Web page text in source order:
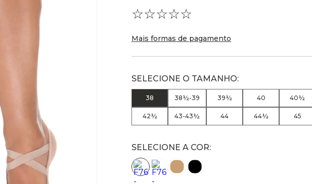
☆☆☆☆☆
Mais formas de pagamento
38 38½-39 39½ 40 40½
42½ 43-43½ 44 44½ 45
SELECIONE A COR: